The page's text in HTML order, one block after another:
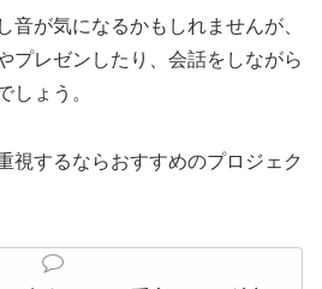
音が気になるかもしれませんが、
プレゼンしたり、会話をしながら
しょう。
視するならおすすめのプロジェク